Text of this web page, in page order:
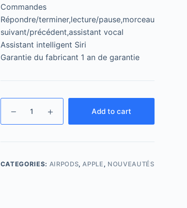
Commandes
Répondre/terminer,lecture/pause,morceau
suivant/précédent,assistant vocal
Assistant intelligent Siri
Garantie du fabricant 1 an de garantie
Add to cart
CATEGORIES: AIRPODS,APPLE, NOUVEAUTÉS